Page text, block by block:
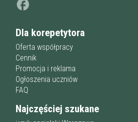
Płeć korepetytora
Dla korepetytora
Oferta współpracy
Cennik
Promocja i reklama
Ogłoszenia uczniów
FAQ
Najczęściej szukane